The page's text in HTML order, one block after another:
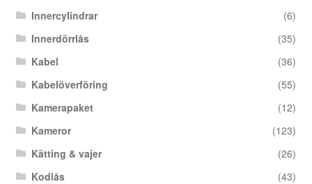
Innercylindrar
(6)
Innerdörrlås
(35)
Kabel
(36)
Kabelöverföring
(55)
Kamerapaket
(12)
Kameror
(123)
Kätting & vajer
(26)
Kodlås
(43)